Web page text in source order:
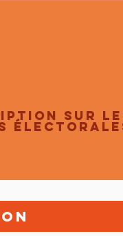
sur